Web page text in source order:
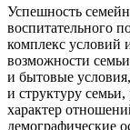
Успешность
воспитательного
комплекс условий
возможности
и бытовые
и структуру семьи,
характер
демографические